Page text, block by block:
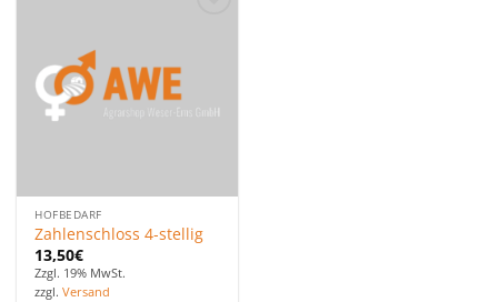
HOFBEDARF
Zahlenschloss 4-stellig
13,50€
Zzgl. 19% MwSt.
zzgl.Versand